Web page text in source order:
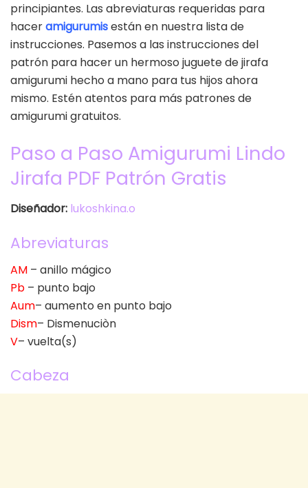
principiantes. Las abreviaturas requeridas para
haceramigurumisestán en nuestra lista de
instrucciones. Pasemos a las instrucciones del
patrón para hacer un hermoso juguete de jirafa
amigurumi hecho a mano para tus hijos ahora
mismo. Estén atentos para más patrones de
amigurumi gratuitos.
Paso a Paso Amigurumi Lindo
Jirafa PDF Patrón Gratis
Diseñador: lukoshkina.o
Abreviaturas
AM – anillo mágico
Pb – punto bajo
Aum– aumento en punto bajo
Dism– Dismenuciòn
V– vuelta(s)
Cabeza